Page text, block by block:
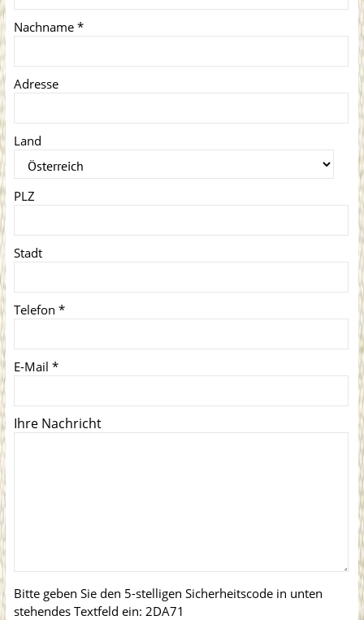
Nachname *
Adresse
Land
PLZ
Stadt
Telefon *
E-Mail *
Ihre Nachricht
Bitte geben Sie den 5-stelligen Sicherheitscode in unten
stehendes Textfeld ein: 2DA71